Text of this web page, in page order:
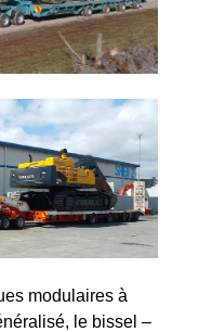
modulaires à
le bissel –